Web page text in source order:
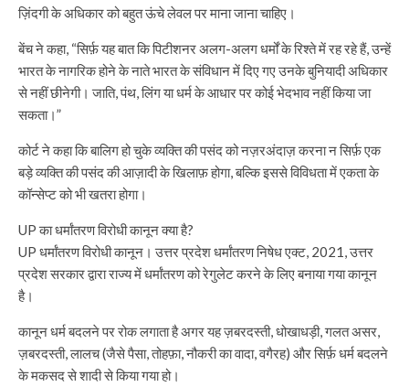
ज़िंदगी के अधिकार को बहुत ऊंचे लेवल पर माना जाना चाहिए।
बेंच ने कहा, “सिर्फ़ यह बात कि पिटीशनर अलग-अलग धर्मों के रिश्ते में रह रहे हैं, उन्हें
भारत के नागरिक होने के नाते भारत के संविधान में दिए गए उनके बुनियादी अधिकार
से नहीं छीनेगी। जाति, पंथ, लिंग या धर्म के आधार पर कोई भेदभाव नहीं किया जा
सकता।”
कोर्ट ने कहा कि बालिग हो चुके व्यक्ति की पसंद को नज़रअंदाज़ करना न सिर्फ़ एक
बड़े व्यक्ति की पसंद की आज़ादी के खिलाफ़ होगा, बल्कि इससे विविधता में एकता के
कॉन्सेप्ट को भी खतरा होगा।
UP का धर्मांतरण विरोधी कानून क्या है?
UP धर्मांतरण विरोधी कानून। उत्तर प्रदेश धर्मांतरण निषेध एक्ट, 2021, उत्तर
प्रदेश सरकार द्वारा राज्य में धर्मांतरण को रेगुलेट करने के लिए बनाया गया कानून
है।
कानून धर्म बदलने पर रोक लगाता है अगर यह ज़बरदस्ती, धोखाधड़ी, गलत असर,
ज़बरदस्ती, लालच (जैसे पैसा, तोहफ़ा, नौकरी का वादा, वगैरह) और सिर्फ़ धर्म बदलने
के मकसद से शादी से किया गया हो।